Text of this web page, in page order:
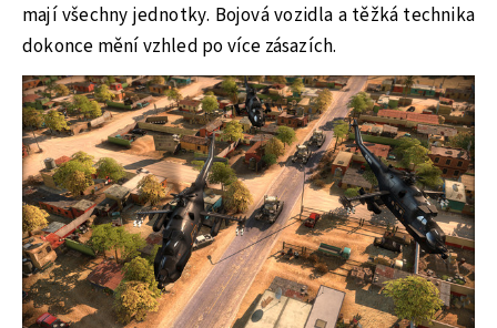
mají všechny jednotky. Bojová vozidla a těžká technika
dokonce mění vzhled po více zásazích.